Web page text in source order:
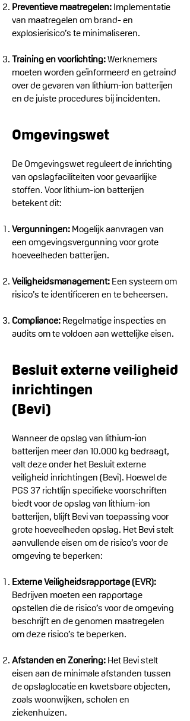
Preventieve maatregelen:Implementatie
van maatregelen om brand- en
explosierisico’s te minimaliseren.
Training en voorlichting:Werknemers
moeten worden geïnformeerd en getraind
over de gevaren van lithium-ion batterijen
en de juiste procedures bij incidenten.
Omgevingswet
De Omgevingswet reguleert de inrichting
van opslagfaciliteiten voor gevaarlijke
stoffen. Voor lithium-ion batterijen
betekent dit:
Vergunningen:Mogelijk aanvragen van
een omgevingsvergunning voor grote
hoeveelheden batterijen.
Veiligheidsmanagement:Een systeem om
risico’s te identificeren en te beheersen.
Compliance:Regelmatige inspecties en
audits om te voldoen aan wettelijke eisen.
Besluit externe veiligheid
inrichtingen
(Bevi)
Wanneer de opslag van lithium-ion
batterijen meer dan 10.000 kg bedraagt,
valt deze onder het Besluit externe
veiligheid inrichtingen (Bevi). Hoewel de
PGS 37 richtlijn specifieke voorschriften
biedt voor de opslag van lithium-ion
batterijen, blijft Bevi van toepassing voor
grote hoeveelheden opslag. Het Bevi stelt
aanvullende eisen om de risico’s voor de
omgeving te beperken:
Externe Veiligheidsrapportage (EVR):
Bedrijven moeten een rapportage
opstellen die de risico’s voor de omgeving
beschrijft en de genomen maatregelen
om deze risico’s te beperken.
Afstanden en Zonering:Het Bevi stelt
eisen aan de minimale afstanden tussen
de opslaglocatie en kwetsbare objecten,
zoals woonwijken, scholen en
ziekenhuizen.